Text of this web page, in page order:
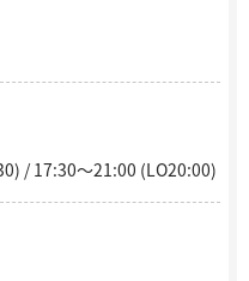
/ 17:30〜21:00 (LO20:00)